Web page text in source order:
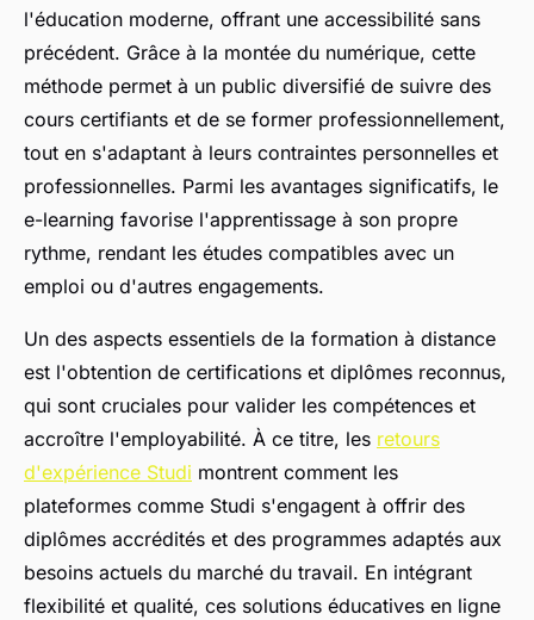
l'éducation moderne, offrant une accessibilité sans
précédent. Grâce à la montée du numérique, cette
méthode permet à un public diversifié de suivre des
cours certifiants et de se former professionnellement,
tout en s'adaptant à leurs contraintes personnelles et
professionnelles. Parmi les avantages significatifs, le
e-learning favorise l'apprentissage à son propre
rythme, rendant les études compatibles avec un
emploi ou d'autres engagements.
Un des aspects essentiels de la formation à distance
est l'obtention de certifications et diplômes reconnus,
qui sont cruciales pour valider les compétences et
accroître l'employabilité. À ce titre, les retours
d'expérience Studi montrent comment les
plateformes comme Studi s'engagent à offrir des
diplômes accrédités et des programmes adaptés aux
besoins actuels du marché du travail. En intégrant
flexibilité et qualité, ces solutions éducatives en ligne